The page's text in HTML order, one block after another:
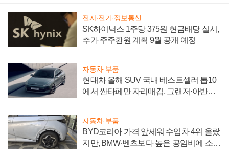
전자·전기·정보통신
SK하이닉스 1주당 375원 현금배당 실시,
추가 주주환원 계획 9월 공개 예정
자동차·부품
현대차 올해 SUV 국내 베스트셀러 톱10
에서 싼타페만 자리매김, 그랜저·아반떼
자동차·부품
BYD코리아 가격 앞세워 수입차 4위 올랐
지만, BMW·벤츠보다 높은 공임비에 소비